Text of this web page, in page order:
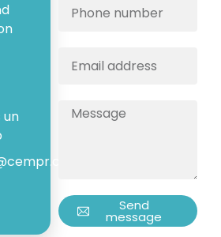
un
Send
message